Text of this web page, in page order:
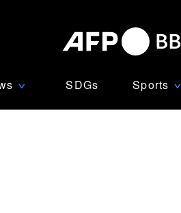
∨ SDGs Sports ∨